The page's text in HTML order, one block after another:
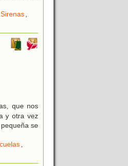
Sirenas,
que nos
y otra vez
se
,